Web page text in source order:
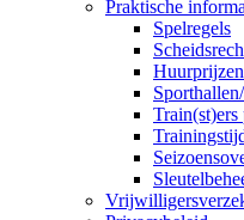
Praktische
Spelregels
Train(st)ers